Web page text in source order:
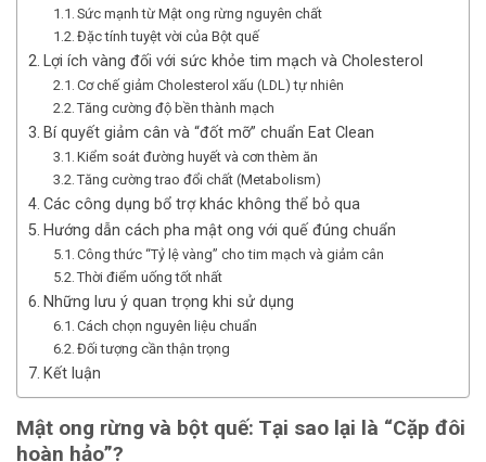
Sức mạnh từ Mật ong rừng nguyên chất
Đặc tính tuyệt vời của Bột quế
Lợi ích vàng đối với sức khỏe tim mạch và Cholesterol
Cơ chế giảm Cholesterol xấu (LDL) tự nhiên
Tăng cường độ bền thành mạch
Bí quyết giảm cân và “đốt mỡ” chuẩn Eat Clean
Kiểm soát đường huyết và cơn thèm ăn
Tăng cường trao đổi chất (Metabolism)
Các công dụng bổ trợ khác không thể bỏ qua
Hướng dẫn cách pha mật ong với quế đúng chuẩn
Công thức “Tỷ lệ vàng” cho tim mạch và giảm cân
Thời điểm uống tốt nhất
Những lưu ý quan trọng khi sử dụng
Cách chọn nguyên liệu chuẩn
Đối tượng cần thận trọng
Kết luận
Mật ong rừng và bột quế: Tại sao lại là “Cặp đôi
hoàn hảo”?